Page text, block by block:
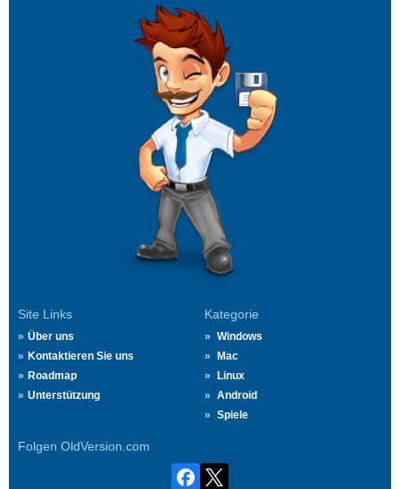
Site Links
Über uns
Kontaktieren Sie uns
Roadmap
Unterstützung
Kategorie
Windows
Mac
Linux
Android
Spiele
Folgen OldVersion.com